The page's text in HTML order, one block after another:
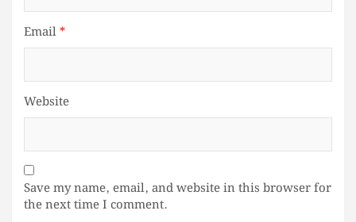
Email*
Website
Save my name, email, and website in this browser for
the next time I comment.